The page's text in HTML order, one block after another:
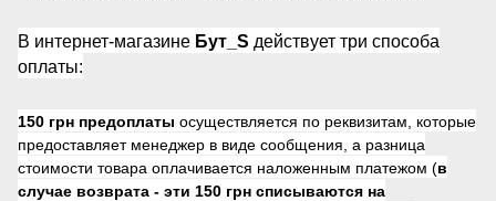
В интернет-магазине Бут_S действует три способа
оплаты:
150 грн предоплаты осуществляется по реквизитам, которые
предоставляет менеджер в виде сообщения, а разница
стоимости товара оплачивается наложенным платежом (в
случае возврата - эти 150 грн списываются на